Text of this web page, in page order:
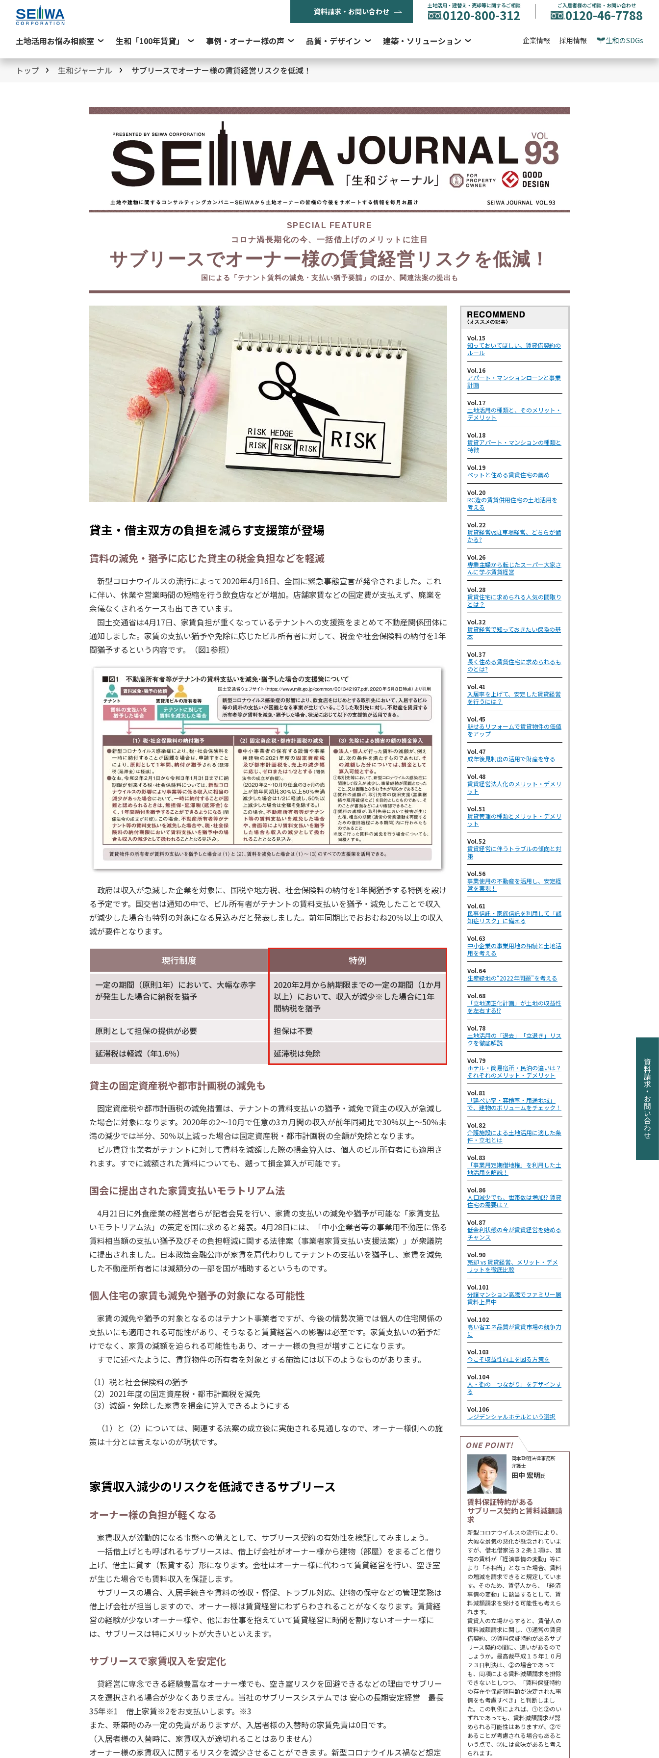
資料請求・お問い合わせ
土地活用・建替え・売却等に関するご相談
0120-800-312
ご入居者様のご相談・お問い合わせ
0120-46-7788
土地活用お悩み相談室 生和「100年賃貸」 事例・オーナー様の声 品質・デザイン 建築・ソリューション 企業情報 採用情報 生和のSDGs
トップ 生和ジャーナル サブリースでオーナー様の賃貸経営リスクを低減！
SPECIAL FEATURE
コロナ渦長期化の今、一括借上げのメリットに注目
サブリースでオーナー様の賃貸経営リスクを低減！
国による「テナント賃料の減免・支払い猶予要請」のほか、関連法案の提出も
貸主・借主双方の負担を減らす支援策が登場
賃料の減免・猶予に応じた貸主の税金負担などを軽減
新型コロナウイルスの流行によって2020年4月16日、全国に緊急事態宣言が発令されました。これ
に伴い、休業や営業時間の短縮を行う飲食店などが増加。店舗家賃などの固定費が支払えず、廃業を
余儀なくされるケースも出てきています。
国土交通省は4月17日、家賃負担が重くなっているテナントへの支援策をまとめて不動産関係団体に
通知しました。家賃の支払い猶予や免除に応じたビル所有者に対して、税金や社会保険料の納付を1年
間猶予するという内容です。（図1参照）
政府は収入が急減した企業を対象に、国税や地方税、社会保険料の納付を1年間猶予する特例を設け
る予定です。国交省は通知の中で、ビル所有者がテナントの賃料支払いを猶予・減免したことで収入
が減少した場合も特例の対象になる見込みだと発表しました。前年同期比でおおむね20％以上の収入
減が要件となります。
現行制度 特例
一定の期間（原則1年）において、大幅な赤字
が発生した場合に納税を猶予
2020年2月から納期限までの一定の期間（1か月
以上）において、収入が減少※した場合に1年
間納税を猶予
原則として担保の提供が必要
担保は不要
延滞税は軽減（年1.6％）
延滞税は免除
貸主の固定資産税や都市計画税の減免も
固定資産税や都市計画税の減免措置は、テナントの賃料支払いの猶予・減免で貸主の収入が急減し
た場合に対象になります。2020年の2〜10月で任意の3カ月間の収入が前年同期比で30%以上〜50％未
満の減少では半分、50％以上減った場合は固定資産税・都市計画税の全額が免除となります。
ビル賃貸事業者がテナントに対して賃料を減額した際の損金算入は、個人のビル所有者にも適用さ
れます。すでに減額された賃料についても、遡って損金算入が可能です。
国会に提出された家賃支払いモラトリアム法
4月21日に外食産業の経営者らが記者会見を行い、家賃の支払いの減免や猶予が可能な「家賃支払
いモラトリアム法」の策定を国に求めると発表。4月28日には、「中小企業者等の事業用不動産に係る
賃料相当額の支払い猶予及びその負担軽減に関する法律案（事業者家賃支払い支援法案）」が衆議院
に提出されました。日本政策金融公庫が家賃を肩代わりしてテナントの支払いを猶予し、家賃を減免
した不動産所有者には減額分の一部を国が補助するというものです。
個人住宅の家賃も減免や猶予の対象になる可能性
家賃の減免や猶予の対象となるのはテナント事業者ですが、今後の情勢次第では個人の住宅関係の
支払いにも適用される可能性があり、そうなると賃貸経営への影響は必至です。家賃支払いの猶予だ
けでなく、家賃の減額を迫られる可能性もあり、オーナー様の負担が増すことになります。
すでに述べたように、賃貸物件の所有者を対象とする施策には以下のようなものがあります。
（1）税と社会保険料の猶予
（2）2021年度の固定資産税・都市計画税を減免
（3）減額・免除した家賃を損金に算入できるようにする
（1）と（2）については、関連する法案の成立後に実施される見通しなので、オーナー様側への施
策は十分とは言えないのが現状です。
家賃収入減少のリスクを低減できるサブリース
オーナー様の負担が軽くなる
家賃収入が流動的になる事態への備えとして、サブリース契約の有効性を検証してみましょう。
一括借上げとも呼ばれるサブリースは、借上げ会社がオーナー様から建物（部屋）をまるごと借り
上げ、借主に貸す（転貸する）形になります。会社はオーナー様に代わって賃貸経営を行い、空き室
が生じた場合でも賃料収入を保証します。
サブリースの場合、入居手続きや賃料の徴収・督促、トラブル対応、建物の保守などの管理業務は
借上げ会社が担当しますので、オーナー様は賃貸経営にわずらわされることがなくなります。賃貸経
営の経験が少ないオーナー様や、他にお仕事を抱えていて賃貸経営に時間を割けないオーナー様に
は、サブリースは特にメリットが大きいといえます。
サブリースで家賃収入を安定化
貸経営に専念できる経験豊富なオーナー様でも、空き室リスクを回避できるなどの理由でサブリー
スを選択される場合が少なくありません。当社のサブリースシステムでは 安心の長期安定経営 最長
35年※1 借上家賃※2をお支払いします。※3
また、新築時のみ一定の免責がありますが、入居者様の入替時の家賃免責は0日です。
（入居者様の入替時に、家賃収入が途切れることはありません）
オーナー様の家賃収入に関するリスクを減少させることができます。新型コロナウイルス禍など想定
Vol.15
知っておいてほしい、賃貸借契約の
ルール
Vol.16
アパート・マンションローンと事業
計画
Vol.17
土地活用の種類と、そのメリット・
デメリット
Vol.18
賃貸アパート・マンションの種類と
特徴
Vol.19
ペットと住める賃貸住宅の薦め
Vol.20
RC造の賃貸併用住宅の土地活用を
考える
Vol.22
賃貸経営vs駐車場経営、どちらが儲
かる?
Vol.26
専業主婦から転じたスーパー大家さ
んに学ぶ賃貸経営
Vol.28
賃貸住宅に求められる人気の間取り
とは？
Vol.32
賃貸経営で知っておきたい保険の基
本
Vol.37
長く住める賃貸住宅に求められるも
のとは?
Vol.41
入居率を上げて、安定した賃貸経営
を行うには？
Vol.45
魅せるリフォームで賃貸物件の価値
をアップ
Vol.47
成年後見制度の活用で財産を守る
Vol.48
賃貸経営法人化のメリット・デメリ
ット
Vol.51
賃貸管理の種類とメリット・デメリ
ット
Vol.52
賃貸経営に伴うトラブルの傾向と対
策
Vol.56
事業使用の不動産を活用し、安定経
営を実現！
Vol.61
民事信託・家族信託を利用して「認
知症リスク」に備える
Vol.63
中小企業の事業用地の相続と土地活
用を考える
Vol.64
生産緑地の“2022年問題”を考える
Vol.68
「立地適正化計画」が土地の収益性
を左右する!?
Vol.78
土地活用の「退去」「立退き」リス
クを徹底解説
Vol.79
ホテル・簡易宿所・民泊の違いは？
それぞれのメリット・デメリット
Vol.81
「建ぺい率・容積率・用途地域」
で、建物のボリュームをチェック！
Vol.82
介護施設による土地活用に適した条
件・立地とは
Vol.83
「事業用定期借地権」を利用した土
地活用を解説！
Vol.86
人口減少でも、世帯数は増加!? 賃貸
住宅の需要は？
Vol.87
低金利状態の今が賃貸経営を始める
チャンス
Vol.90
売却 vs 賃貸経営、メリット・デメ
リットを徹底比較
Vol.101
分譲マンション高騰でファミリー層
賃料上昇中
Vol.102
高い省エネ品質が賃貸市場の競争力
に
Vol.103
今こそ収益性向上を図る方策を
Vol.104
人・街の「つながり」をデザインす
る
Vol.106
レジデンシャルホテルという選択
ONE POINT!
岡本政明法律事務所
弁護士
田中 宏明氏
賃料保証特約がある
サブリース契約と賃料減額請
求
新型コロナウイルスの流行により、
大幅な景気の悪化が懸念されていま
すが、借地借家法３２条１項は、建
物の賃料が「経済事情の変動」等に
より「不相当」となった場合、賃料
の増減を請求できると規定していま
す。そのため、賃借人から、「経済
事情の変動」に該当するとして、賃
料減額請求を受ける可能性も考えら
れます。
賃貸人の立場からすると、賃借人の
賃料減額請求に関し、①通常の賃貸
借契約、②賃料保証特約があるサブ
リース契約の間に、違いがあるので
しょうか。最高裁平成１５年１０月
２３日判決は、②の場合であって
も、同項による賃料減額請求を排除
できないとしつつ、「賃料保証特約
の存在や保証賃料額が決定された事
情をも考慮すべき」と判断しまし
た。この判例によれば、①と②のい
ずれであっても、賃料減額請求が認
められる可能性はありますが、②で
あることが考慮される場合もあると
いう点で、②には意味があると考え
られます。